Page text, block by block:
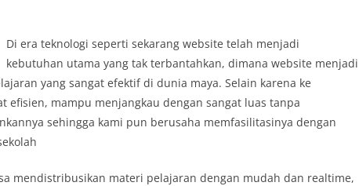
Di era teknologi seperti sekarang website telah menjadi
kebutuhan utama yang tak terbantahkan, dimana website menjadi
yang sangat efektif di dunia maya. Selain karena ke
efisien, mampu menjangkau dengan sangat luas tanpa
sehingga kami pun berusaha memfasilitasinya dengan
mendistribusikan materi pelajaran dengan mudah dan realtime,